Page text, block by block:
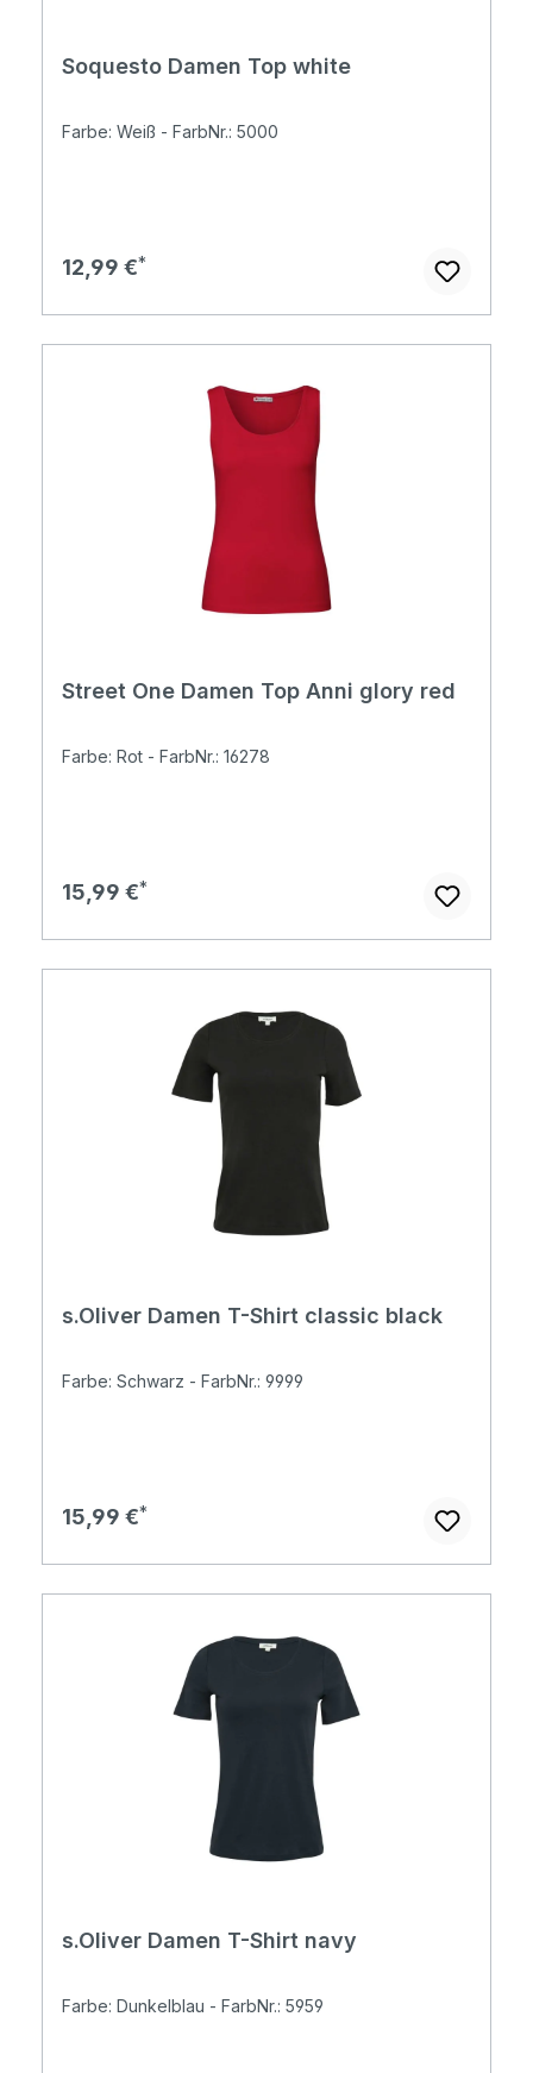
Soquesto Damen Top white
Farbe: Weiß - FarbNr.: 5000
Regulärer Preis:
12,99 €
Street One Damen Top Anni glory red
Farbe: Rot - FarbNr.: 16278
Regulärer Preis:
15,99 €
s.Oliver Damen T-Shirt classic black
Farbe: Schwarz - FarbNr.: 9999
Regulärer Preis:
15,99 €
s.Oliver Damen T-Shirt navy
Farbe: Dunkelblau - FarbNr.: 5959